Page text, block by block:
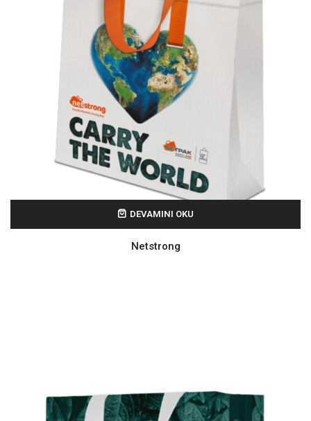
DEVAMINI OKU
Netstrong